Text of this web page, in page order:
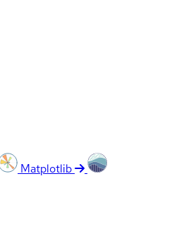
Matplotlib